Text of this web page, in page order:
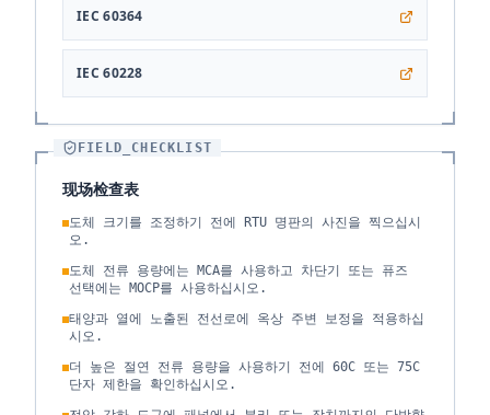
IEC 60364
IEC 60228
FIELD_CHECKLIST
现场检查表
도체 크기를 조정하기 전에 RTU 명판의 사진을 찍으십시
오.
도체 전류 용량에는 MCA를 사용하고 차단기 또는 퓨즈
선택에는 MOCP를 사용하십시오.
태양과 열에 노출된 전선로에 옥상 주변 보정을 적용하십
시오.
더 높은 절연 전류 용량을 사용하기 전에 60C 또는 75C
단자 제한을 확인하십시오.